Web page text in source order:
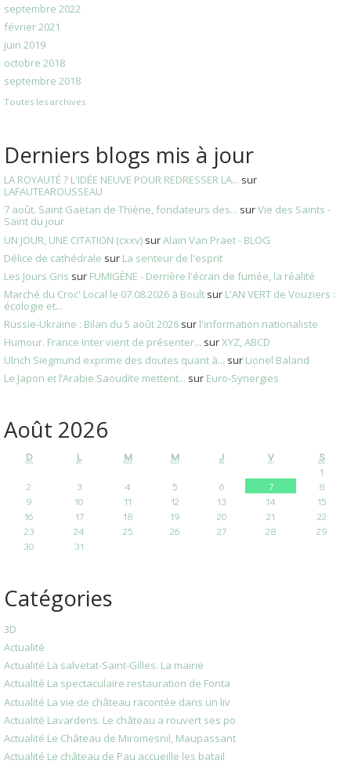
septembre 2022
février 2021
juin 2019
octobre 2018
septembre 2018
Toutes les archives
Derniers blogs mis à jour
LA ROYAUTÉ ? L'IDÉE NEUVE POUR REDRESSER LA... sur
LAFAUTEAROUSSEAU
7 août. Saint Gaëtan de Thiène, fondateurs des... surVie des Saints -
Saint du jour
UN JOUR, UNE CITATION (cxxv) surAlain Van Praet - BLOG
Délice de cathédrale sur La senteur de l'esprit
Les Jours Gris sur FUMIGÈNE - Derrière l'écran de fumée, la réalité
Marché du Croc' Local le 07.08.2026 à Boult sur L'AN VERT de Vouziers :
écologie et...
Russie-Ukraine : Bilan du 5 août 2026 sur l'information nationaliste
Humour. France Inter vient de présenter... surXYZ, ABCD
Ulrich Siegmund exprime des doutes quant à... sur Lionel Baland
Le Japon et l’Arabie Saoudite mettent... sur Euro-Synergies
Août 2026
D L M M J V
S
1
2
3 4 5 6 7
8
9
10 11 12 13 14
15
16
17 18 19 20 21
22
23
24 25 26 27 28
29
30
31
Catégories
3D
Actualité
Actualité La salvetat-Saint-Gilles. La mairie
Actualité La spectaculaire restauration de Fonta
Actualité La vie de château racontée dans un liv
Actualité Lavardens. Le château a rouvert ses po
Actualité Le Château de Miromesnil, Maupassant
Actualité Le château de Pau accueille les batail